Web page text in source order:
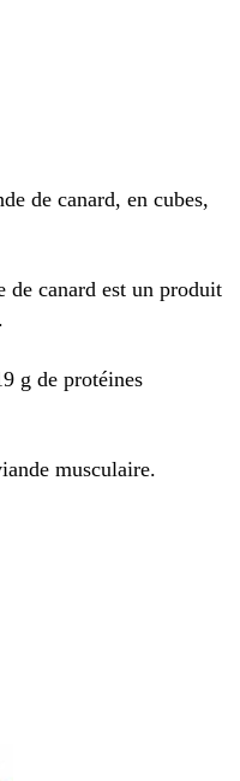
de canard, en cubes,
de canard est un produit
g de protéines
musculaire.